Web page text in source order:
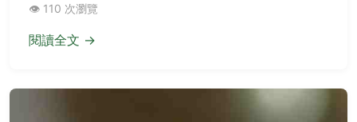
👁️ 110 次瀏覽
閱讀全文 →